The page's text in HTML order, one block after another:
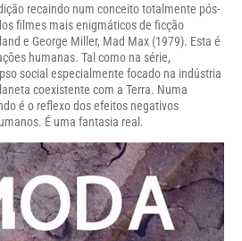
recaindo num conceito totalmente pós-
filmes mais enigmáticos de ficção
e George Miller, Mad Max (1979). Esta é
humanas. Tal como na série,
social especialmente focado na indústria
coexistente com a Terra. Numa
é o reflexo dos efeitos negativos
É uma fantasia real.